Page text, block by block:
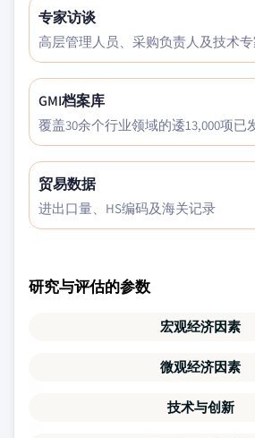
专家访谈
高层管理人员、采购负责人及技术
GMI档案库
覆盖30余个行业领域的逶13,000项已
贸易数据
进出口量、HS编码及海关记录
研究与评估的参数
宏观经济因素
微观经济因素
技术与创新